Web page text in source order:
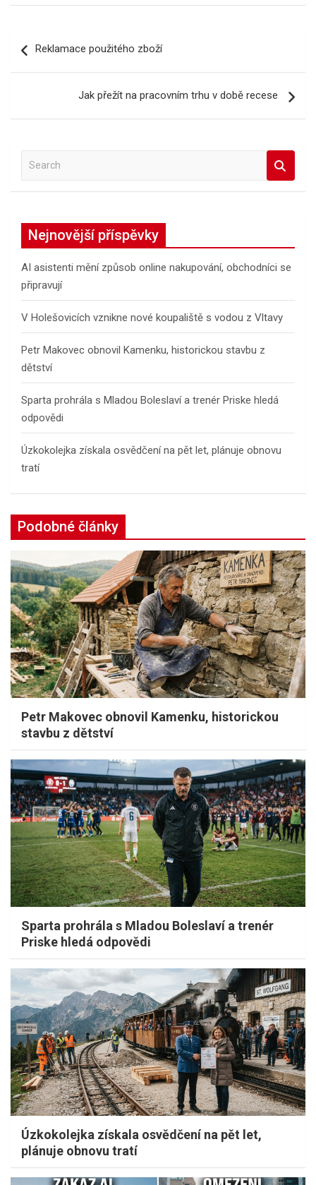
proReklamace použitého zboží
Jak přežít na pracovním trhu v době recese
a
h
Nejnovější příspěvky
AI asistenti mění způsob online nakupování, obchodníci se
připravují
V Holešovicích vznikne nové koupaliště s vodou z Vltavy
Petr Makovec obnovil Kamenku, historickou stavbu z
dětství
Sparta prohrála s Mladou Boleslaví a trenér Priske hledá
odpovědi
Úzkokolejka získala osvědčení na pět let, plánuje obnovu
tratí
Podobné články
Petr Makovec obnovil Kamenku, historickou
stavbu z dětství
Sparta prohrála s Mladou Boleslaví a trenér
Priske hledá odpovědi
Úzkokolejka získala osvědčení na pět let,
plánuje obnovu tratí